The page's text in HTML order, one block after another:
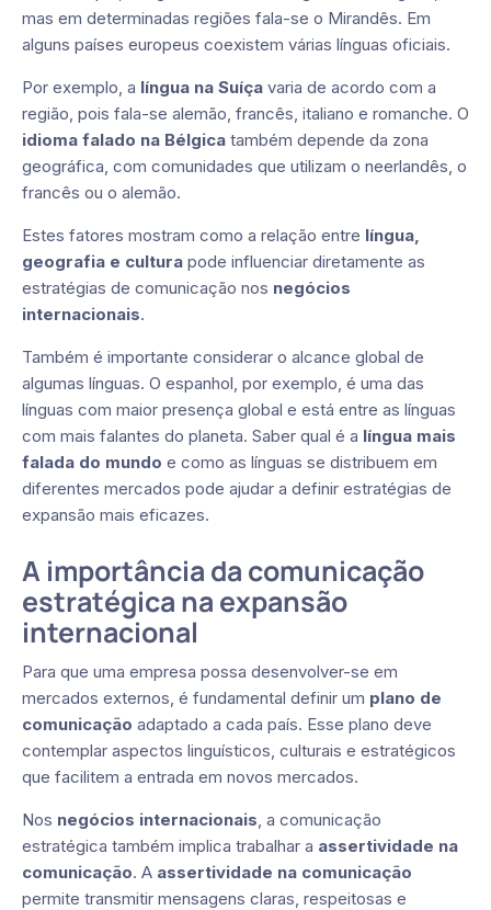
mas em determinadas regiões fala-se o Mirandês. Em
alguns países europeus coexistem várias línguas oficiais.
Por exemplo, a língua na Suíça varia de acordo com a
região, pois fala-se alemão, francês, italiano e romanche. O
idioma falado na Bélgica também depende da zona
geográfica, com comunidades que utilizam o neerlandês, o
francês ou o alemão.
Estes fatores mostram como a relação entre língua,
geografia e cultura pode influenciar diretamente as
estratégias de comunicação nos negócios
internacionais.
Também é importante considerar o alcance global de
algumas línguas. O espanhol, por exemplo, é uma das
línguas com maior presença global e está entre as línguas
com mais falantes do planeta. Saber qual é a língua mais
falada do mundo e como as línguas se distribuem em
diferentes mercados pode ajudar a definir estratégias de
expansão mais eficazes.
A importância da comunicação
estratégica na expansão
internacional
Para que uma empresa possa desenvolver-se em
mercados externos, é fundamental definir um plano de
comunicação adaptado a cada país. Esse plano deve
contemplar aspectos linguísticos, culturais e estratégicos
que facilitem a entrada em novos mercados.
Nos negócios internacionais , a comunicação
estratégica também implica trabalhar a assertividade na
comunicação. A assertividade na comunicação
permite transmitir mensagens claras, respeitosas e